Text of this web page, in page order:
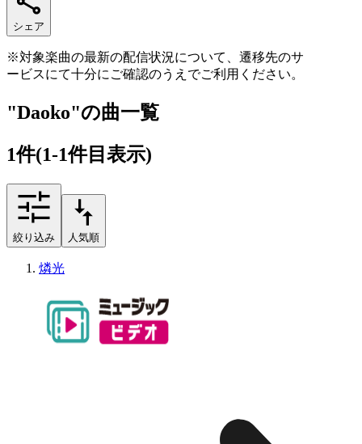
シェア
※対象楽曲の最新の配信状況について、遷移先のサ
ービスにて十分にご確認のうえでご利用ください。
"Daoko"の曲一覧
1件(1-1件目表示)
絞り込み 人気順
燐光